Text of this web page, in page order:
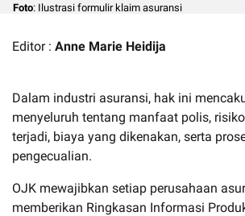
Foto: Ilustrasi formulir klaim asuransi
Editor : Anne Marie Heidija
Dalam industri asuransi, hak ini
menyeluruh tentang manfaat polis,
terjadi, biaya yang dikenakan, serta
pengecualian.
OJK mewajibkan setiap perusahaan
memberikan Ringkasan Informasi